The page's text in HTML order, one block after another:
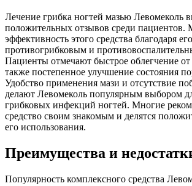
Лечение грибка ногтей мазью Левомеколь
положительных отзывов среди пациентов.
эффективность этого средства благодаря его
противогрибковым и
Пациенты отмечают быстрое облегчение
также постепенное улучшение состояния
Удобство применения мази и отсутствие
делают Левомеколь популярным выбором
грибковых инфекций ногтей. Многие
средство своим знакомым и делятся
его использования.
Преимущества и
Популярность комплексного средства